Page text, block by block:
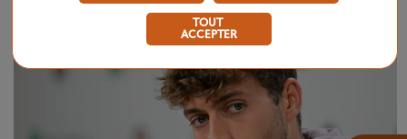
TOUT
ACCEPTER